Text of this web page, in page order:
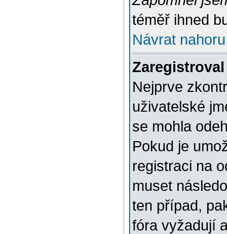
téměř ihned
Návrat nahoru
Nejprve
uživatelské
se mohla
Pokud je
registraci na
muset
ten případ,
fóra vyžadují